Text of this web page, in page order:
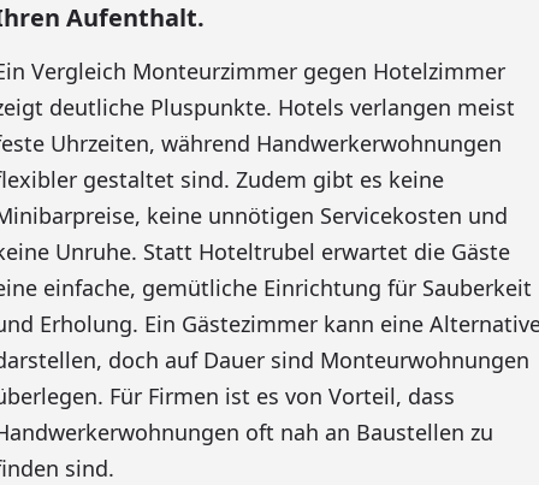
Aufenthalt.
Vergleich Monteurzimmer gegen Hotelzimmer
deutliche Pluspunkte. Hotels verlangen meist
Uhrzeiten, während Handwerkerwohnungen
gestaltet sind. Zudem gibt es keine
keine unnötigen Servicekosten und
Unruhe. Statt Hoteltrubel erwartet die Gäste
einfache, gemütliche Einrichtung für Sauberkeit
Erholung. Ein Gästezimmer kann eine
doch auf Dauer sind Monteurwohnungen
Für Firmen ist es von Vorteil, dass
oft nah an Baustellen zu
sind.